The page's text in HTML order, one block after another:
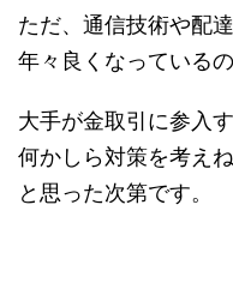
ただ、通信技術や配
年々良くなっているの
大手が金取引に参入
何かしら対策を考え
と思った次第です。